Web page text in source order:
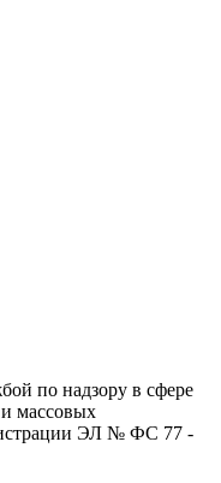
по надзору в сфере
массовых
ЭЛ № ФС 77 -